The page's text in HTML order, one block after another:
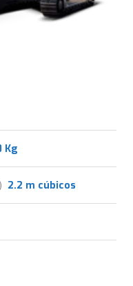
Kg
2.2 m cúbicos